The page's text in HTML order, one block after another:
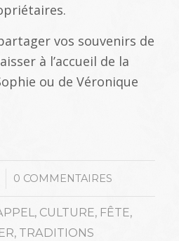
vos souvenirs de
à l’accueil de la
ou de Véronique
0 COMMENTAIRES
, CULTURE, FÊTE,
, TRADITIONS